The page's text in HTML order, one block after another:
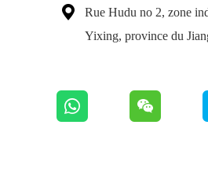

Rue Hudu no 2, zone
Yixing, province du